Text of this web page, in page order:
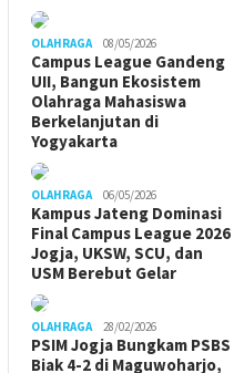
OLAHRAGA 08/05/2026
Campus League Gandeng
UII, Bangun Ekosistem
Olahraga Mahasiswa
Berkelanjutan di
Yogyakarta
OLAHRAGA 06/05/2026
Kampus Jateng Dominasi
Final Campus League 2026
Jogja, UKSW, SCU, dan
USM Berebut Gelar
OLAHRAGA 28/02/2026
PSIM Jogja Bungkam PSBS
Biak 4-2 di Maguwoharjo,